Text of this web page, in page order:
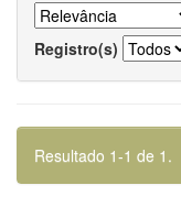
Registro(s)
Resultado 1-1 de 1.